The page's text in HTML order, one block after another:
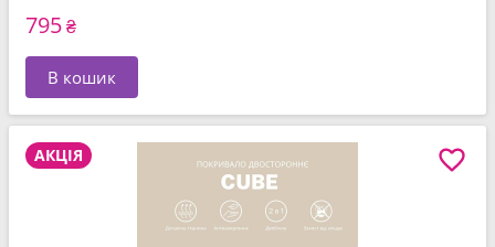
795₴
В кошик
АКЦІЯ